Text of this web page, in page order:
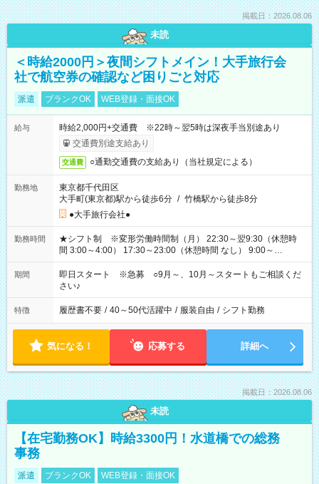
掲載日：2026.08.06
未読
＜時給2000円＞夜間シフトメイン！大手旅行会
社で航空券の確認など困りごと対応
派遣 ブランクOK WEB登録・面接OK
給与
時給2,000円+交通費 ※22時～翌5時は深夜手当別途あり
交通費別途支給あり
交通費 ○通勤交通費の支給あり（当社規定による）
勤務地
東京都千代田区
大手町(東京都)駅から徒歩6分 / 竹橋駅から徒歩8分
●大手旅行会社●
勤務時間
★シフト制 ※変形労働時間制（月） 22:30～翌9:30（休憩時
間 3:00～4:00） 17:30～23:00（休憩時間 なし） 9:00～
17:30（休憩時間 12:00～13:00）⇒基本は研修時のみ（例外あ
り） 他、派遣先の規定による
期間
即日スタート ※急募 ○9月～、10月～スタートもご相談くだ
さい♪
特徴 履歴書不要 / 40～50代活躍中 / 服装自由 / シフト勤務
気になる！ 応募する 詳細へ
掲載日：2026.08.06
未読
【在宅勤務OK】時給3300円！水道橋での総務
事務
派遣 ブランクOK WEB登録・面接OK